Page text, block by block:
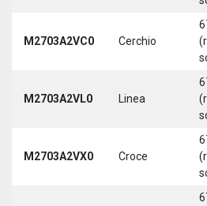
M2703A2VC0 Cerchio
M2703A2VL0 Linea
M2703A2VX0 Croce